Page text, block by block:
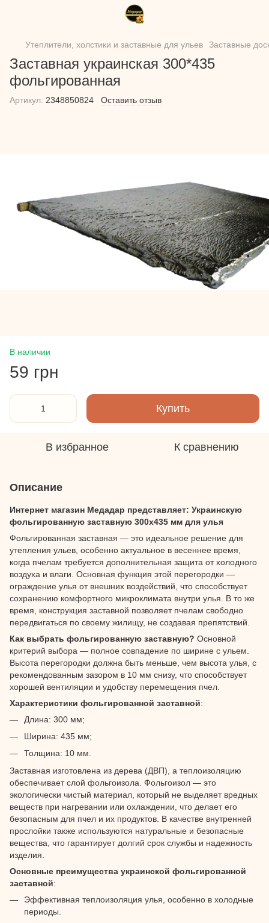
Утеплители, холстики и заставные для ульев Заставные
Заставная украинская 300*435
фольгированная
Артикул: 2348850824 Оставить отзыв
В наличии
59 грн
Купить
В избранное К сравнению
Описание
Интернет магазин Медадар представляет: Украинскую
фольгированную заставную 300х435 мм для улья
Фольгированная заставная — это идеальное решение для
утепления ульев, особенно актуальное в весеннее время,
когда пчелам требуется дополнительная защита от холодного
воздуха и влаги. Основная функция этой перегородки —
ограждение улья от внешних воздействий, что способствует
сохранению комфортного микроклимата внутри улья. В то же
время, конструкция заставной позволяет пчелам свободно
передвигаться по своему жилищу, не создавая препятствий.
Как выбрать фольгированную заставную? Основной
критерий выбора — полное совпадение по ширине с ульем.
Высота перегородки должна быть меньше, чем высота улья, с
рекомендованным зазором в 10 мм снизу, что способствует
хорошей вентиляции и удобству перемещения пчел.
Характеристики фольгированной заставной:
Длина: 300 мм;
Ширина: 435 мм;
Толщина: 10 мм.
Заставная изготовлена из дерева (ДВП), а теплоизоляцию
обеспечивает слой фольгоизола. Фольгоизол — это
экологически чистый материал, который не выделяет вредных
веществ при нагревании или охлаждении, что делает его
безопасным для пчел и их продуктов. В качестве внутренней
прослойки также используются натуральные и безопасные
вещества, что гарантирует долгий срок службы и надежность
изделия.
Основные преимущества украинской фольгированной
заставной:
Эффективная теплоизоляция улья, особенно в холодные
периоды.